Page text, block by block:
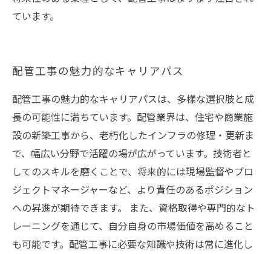
ています。
配管工事の魅力的なキャリアパス
配管工事の魅力的なキャリアパスは、多様な選択肢と成
長の可能性に満ちています。配管業界は、住宅や商業施
設の新築工事から、老朽化したインフラの修理・更新ま
で、幅広い分野で活躍の場が広がっています。技術者と
してのスキルを磨くことで、将来的には現場監督やプロ
ジェクトマネージャーなど、より責任のあるポジション
への昇進が期待できます。 また、資格取得や専門的なト
レーニングを通じて、自分自身の市場価値を高めること
も可能です。配管工事に必要な知識や技術は常に進化し